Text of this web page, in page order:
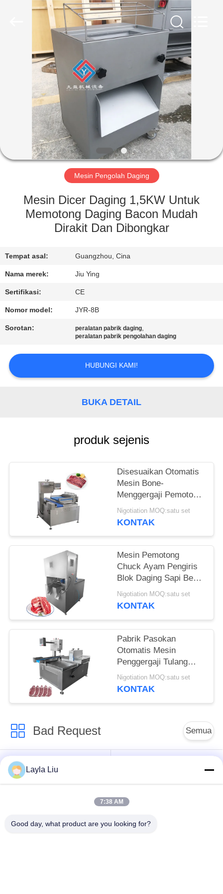
RUMAH
PRODUK
PERTUNJUKAN
TENTANG
TUR
KONTROL
KUALITAS
HUBUNGI
KAMI
BERITA
SITEMAP
KEBIJAKAN
PRIVASI
Mesin Pengolah Daging
Mesin Dicer Daging 1,5KW Untuk
Memotong Daging Bacon Mudah
Dirakit Dan Dibongkar
Tempat asal: Guangzhou, Cina
Nama merek: Jiu Ying
Sertifikasi: CE
Nomor model: JYR-8B
Sorotan: peralatan pabrik daging,
peralatan pabrik pengolahan daging
HUBUNGI KAMI!
BUKA DETAIL
produk sejenis
Disesuaikan Otomatis
Mesin Bone-
Menggergaji Pemotong
Daging Slicer Slicing
Babi
Nigotiation MOQ:satu set
KONTAK
Mesin Pemotong
Chuck Ayam Pengiris
Blok Daging Sapi Beku
yang Disesuaikan
Dengan 8 Buah Pisau
Nigotiation MOQ:satu set
KONTAK
Pabrik Pasokan
Otomatis Mesin
Penggergaji Tulang
Dingin Pengiris Daging
Sapi Pengiris Daging
Nigotiation MOQ:satu set
KONTAK
Bad Request Semua
Peralatan Pengolah
Sayuran
Mesin Pemain Dadu
Layla Liu
7:38 AM
Good day, what product are you looking for?